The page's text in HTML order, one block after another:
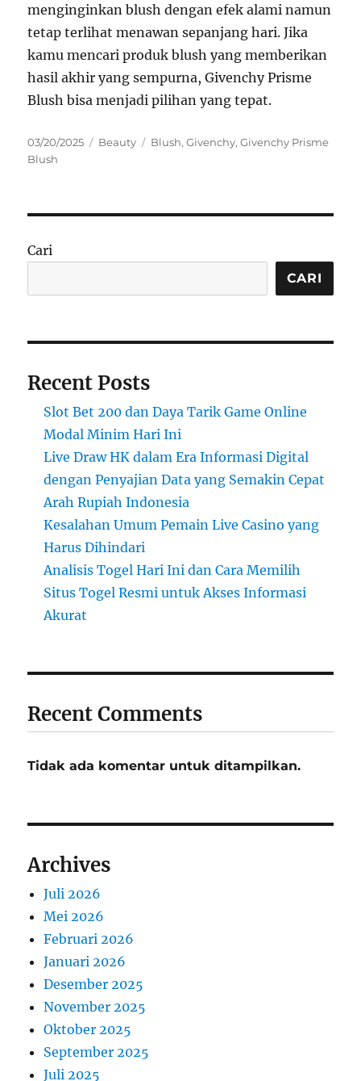
menginginkan blush dengan efek alami namun
tetap terlihat menawan sepanjang hari. Jika
kamu mencari produk blush yang memberikan
hasil akhir yang sempurna, Givenchy Prisme
Blush bisa menjadi pilihan yang tepat.
Posted
on
03/20/2025 Categories
Beauty Tags
Blush,Givenchy,Givenchy Prisme
Blush
Cari
CARI
Recent Posts
Slot Bet 200 dan Daya Tarik Game Online
Modal Minim Hari Ini
Live Draw HK dalam Era Informasi Digital
dengan Penyajian Data yang Semakin Cepat
Arah Rupiah Indonesia
Kesalahan Umum Pemain Live Casino yang
Harus Dihindari
Analisis Togel Hari Ini dan Cara Memilih
Situs Togel Resmi untuk Akses Informasi
Akurat
Recent Comments
Tidak ada komentar untuk ditampilkan.
Archives
Juli 2026
Mei 2026
Februari 2026
Januari 2026
Desember 2025
November 2025
Oktober 2025
September 2025
Juli 2025